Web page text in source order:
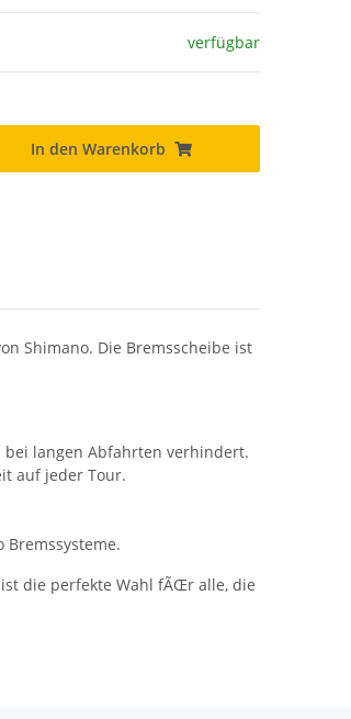
verfügbar
In den Warenkorb
Shimano. Die Bremsscheibe ist
bei langen Abfahrten verhindert.
auf jeder Tour.
die perfekte Wahl fÃŒr alle, die